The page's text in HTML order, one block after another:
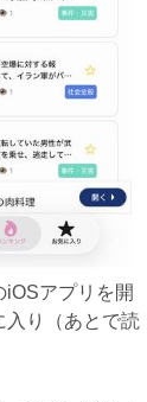
アプリを開
入り（あとで読